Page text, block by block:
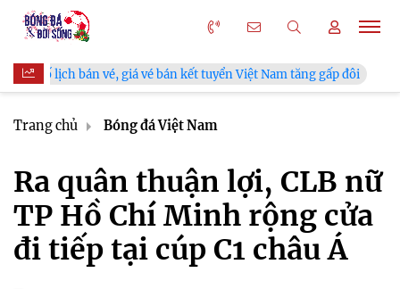
giá vé bán kết tuyển Việt Nam tăng gấp đôi V.League
Trang chủ Bóng đá Việt Nam
Ra quân thuận lợi, CLB nữ
TP Hồ Chí Minh rộng cửa
đi tiếp tại cúp C1 châu Á